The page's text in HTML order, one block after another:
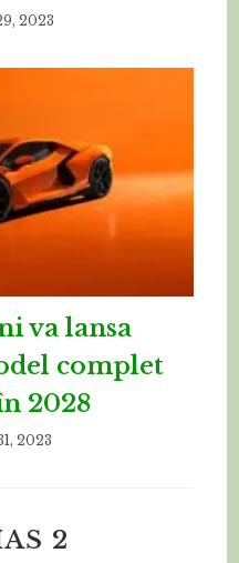
2023
va lansa
complet
2028
2023
2